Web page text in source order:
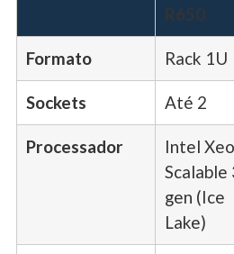
R650
Formato Rack 1U
Sockets Até 2
Processador
Intel
Scalable
gen (Ice
Lake)